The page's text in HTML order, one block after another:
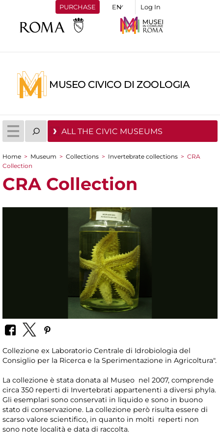
PURCHASE Log In
MUSEO CIVICO DI ZOOLOGIA
ALL THE CIVIC MUSEUMS
You are here
Home > Museum > Collections > Invertebrate collections > CRA
Collection
CRA Collection
Collezione ex Laboratorio Centrale di Idrobiologia del
Consiglio per la Ricerca e la Sperimentazione in Agricoltura".
La collezione è stata donata al Museo nel 2007, comprende
circa 350 reperti di Invertebrati appartenenti a diversi phyla.
Gli esemplari sono conservati in liquido e sono in buono
stato di conservazione. La collezione però risulta essere di
scarso valore scientifico, in quanto in molti reperti non
sono note località e data di raccolta.